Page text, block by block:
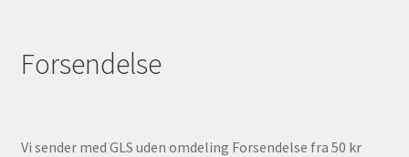
Forsendelse
Vi sender med GLS uden omdeling Forsendelse fra 50 kr